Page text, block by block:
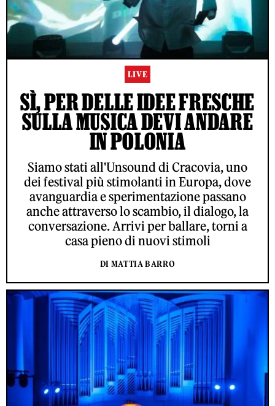
LIVE
SÌ, PER DELLE IDEE FRESCHE
SULLA MUSICA DEVI ANDARE
IN POLONIA
Siamo stati all'Unsound di Cracovia, uno
dei festival più stimolanti in Europa, dove
avanguardia e sperimentazione passano
anche attraverso lo scambio, il dialogo, la
conversazione. Arrivi per ballare, torni a
casa pieno di nuovi stimoli
DI MATTIA BARRO